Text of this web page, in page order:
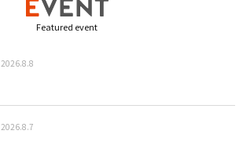
Featured event
2026.8.8
2026.8.7